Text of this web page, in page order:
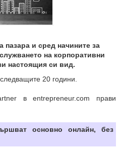
и сред начините за
на корпоративни
настоящия си вид.
20 години.
в entrepreneur.com прави
основно онлайн, без